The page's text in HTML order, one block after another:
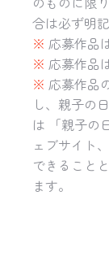
合は必ず明
※ 応募作品
※ 応募作品
※ 応募作品
し、親子の
は 「親子の
ェブサイト
できること
ます。